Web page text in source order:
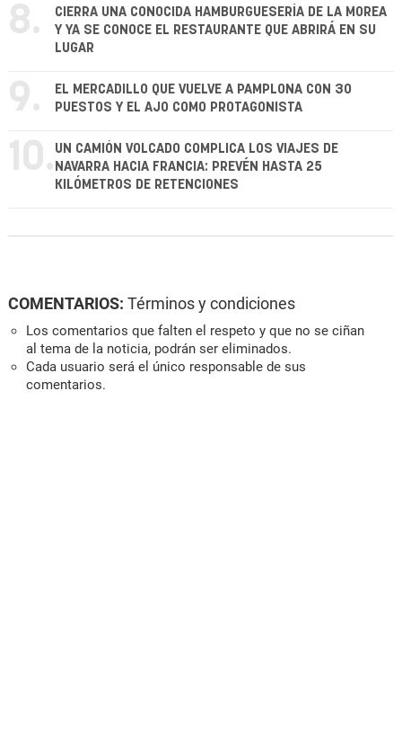
8.
CIERRA UNA CONOCIDA HAMBURGUESERÍA DE LA MOREA
Y YA SE CONOCE EL RESTAURANTE QUE ABRIRÁ EN SU
LUGAR
9.
EL MERCADILLO QUE VUELVE A PAMPLONA CON 30
PUESTOS Y EL AJO COMO PROTAGONISTA
10. UN CAMIÓN VOLCADO COMPLICA LOS VIAJES DE
NAVARRA HACIA FRANCIA: PREVÉN HASTA 25
KILÓMETROS DE RETENCIONES
COMENTARIOS: Términos y condiciones
Los comentarios que falten el respeto y que no se ciñan
al tema de la noticia, podrán ser eliminados.
Cada usuario será el único responsable de sus
comentarios.